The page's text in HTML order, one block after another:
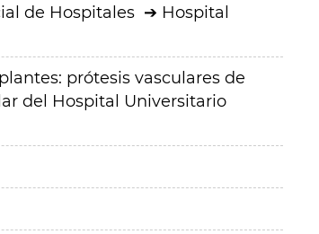
de Hospitales
Hospital
prótesis vasculares de
del Hospital Universitario